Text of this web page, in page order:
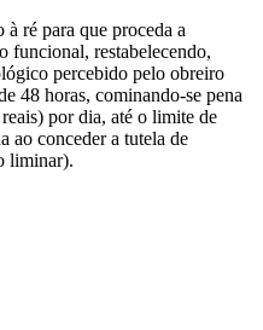
ré para que proceda a
funcional, restabelecendo,
percebido pelo obreiro
48 horas, cominando-se pena
por dia, até o limite de
ao conceder a tutela de
liminar).